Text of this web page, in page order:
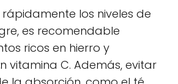
los niveles de
es recomendable
ricos en hierro y
vitamina C. Además, evitar